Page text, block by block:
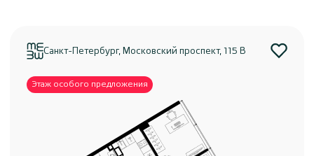
Санкт-Петербург, Московский проспект, 115 В
Этаж особого предложения